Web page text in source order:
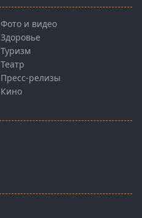
Фото и видео
Здоровье
Туризм
Театр
Пресс-релизы
Кино